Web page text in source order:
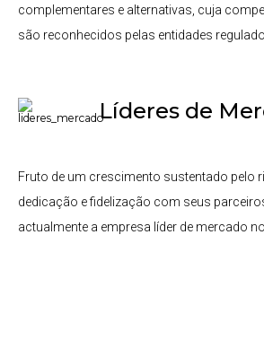
complementares e alternativas, cuja
são reconhecidos pelas entidades
Líderes de
Fruto de um crescimento sustentado pelo
dedicação e fidelização com seus
actualmente a empresa líder de mercado